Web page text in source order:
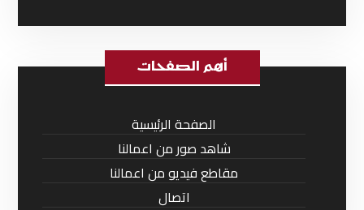
أهم الصفحات
الصفحة الرئيسية
شاهد صور من اعمالنا
مقاطع فيديو من اعمالنا
اتصال